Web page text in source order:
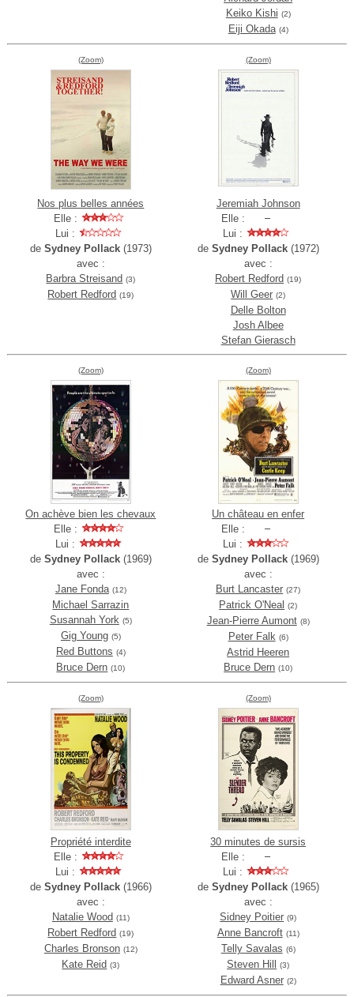
Keiko Kishi (2)
Eiji Okada (4)
(Zoom)
Nos plus belles années
Elle :
Lui :
de Sydney Pollack(1973)
avec :
Barbra Streisand (3)
Robert Redford (19)
(Zoom)
Jeremiah Johnson
Elle :
Lui :
de Sydney Pollack(1972)
avec :
Robert Redford (19)
Will Geer (2)
Delle Bolton
Josh Albee
Stefan Gierasch
(Zoom)
On achève bien les chevaux
Elle :
Lui :
de Sydney Pollack(1969)
avec :
Jane Fonda (12)
Michael Sarrazin
Susannah York (5)
Gig Young (5)
Red Buttons (4)
Bruce Dern (10)
(Zoom)
Un château en enfer
Elle :
Lui :
de Sydney Pollack(1969)
avec :
Burt Lancaster (27)
Patrick O'Neal (2)
Jean-Pierre Aumont (8)
Peter Falk (6)
Astrid Heeren
Bruce Dern (10)
(Zoom)
Propriété interdite
Elle :
Lui :
de Sydney Pollack(1966)
avec :
Natalie Wood (11)
Robert Redford (19)
Charles Bronson (12)
Kate Reid (3)
(Zoom)
30 minutes de sursis
Elle :
Lui :
de Sydney Pollack(1965)
avec :
Sidney Poitier (9)
Anne Bancroft (11)
Telly Savalas (6)
Steven Hill (3)
Edward Asner (2)